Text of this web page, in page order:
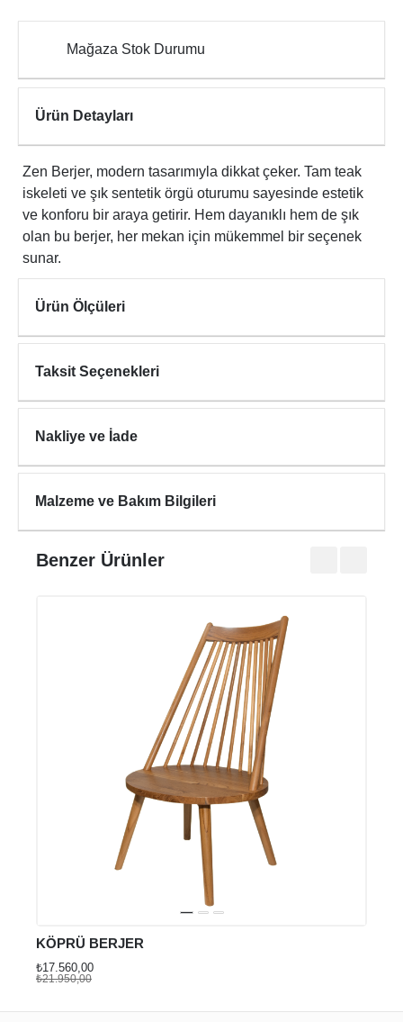
Mağaza Stok Durumu
Ürün Detayları
Zen Berjer, modern tasarımıyla dikkat çeker. Tam teak
iskeleti ve şık sentetik örgü oturumu sayesinde estetik
ve konforu bir araya getirir. Hem dayanıklı hem de şık
olan bu berjer, her mekan için mükemmel bir seçenek
sunar.
Ürün Ölçüleri
Taksit Seçenekleri
Nakliye ve İade
Malzeme ve Bakım Bilgileri
Benzer Ürünler
KÖPRÜ BERJER
₺17.560,00
₺21.950,00